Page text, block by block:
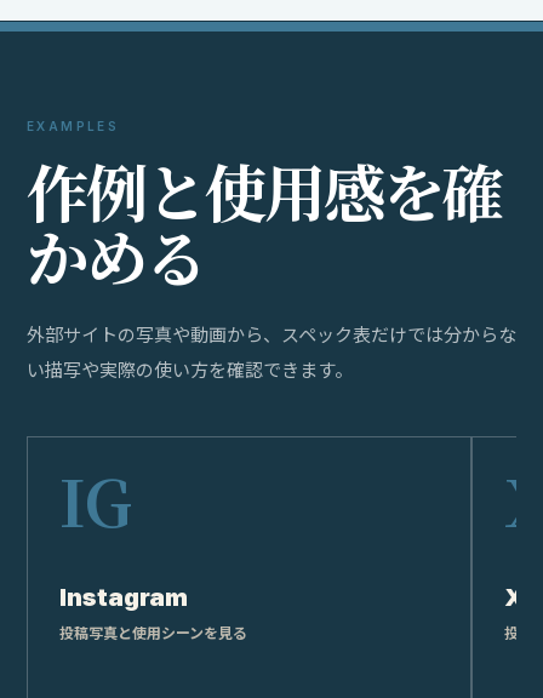
EXAMPLES
作例と使用感を確
かめる
外部サイトの写真や動画から、スペック表だけでは分からな
い描写や実際の使い方を確認できます。
Instagram
投稿写真と使用シーンを見る
X
投稿